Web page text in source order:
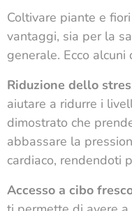
Coltivare piante e
vantaggi, sia per la
generale. Ecco
Riduzione dello
aiutare a ridurre i
dimostrato che
abbassare la
cardiaco, rendendoti
Accesso a cibo